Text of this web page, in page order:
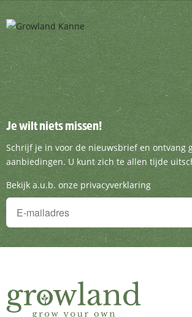
Je wilt niets missen!
Schrijf je in voor de
Je wilt niets missen!
Schrijf je in voor de nieuwsbrief en ontvang
aanbiedingen. U kunt zich te allen tijde
Bekijk a.u.b. onze privacyverklaring
Je wilt niets missen!
Schrijf je in voor de nieuwsbrief en